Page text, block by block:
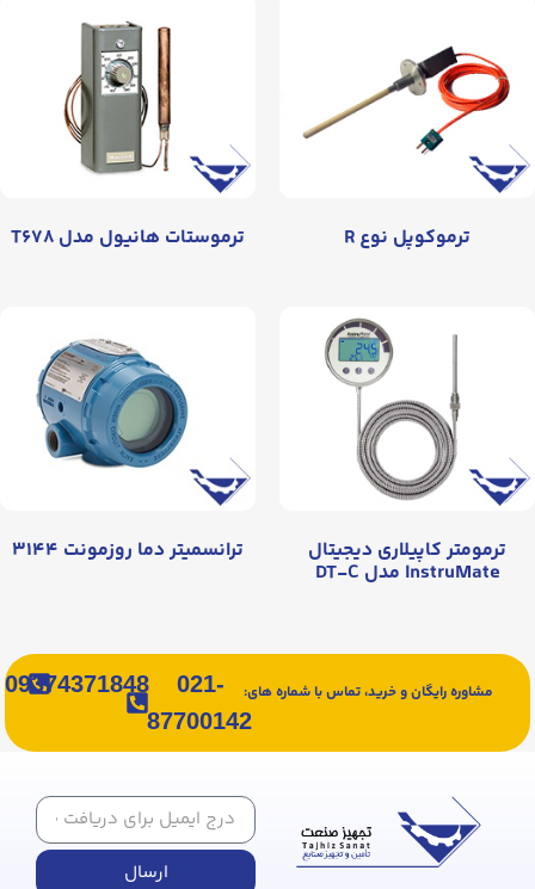
ترموکوپل نوع R ترموستات هانیول مدل T۶۷۸
ترمومتر کاپیلاری دیجیتال
InstruMate مدل DT-C
ترانسمیتر دما روزمونت ۳۱۴۴
مشاوره رایگان و خرید، تماس با شماره های:
021-
87700142
09374371848
ارسال